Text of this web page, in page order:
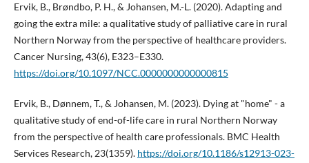
Ervik, B., Brøndbo, P. H., & Johansen, M.-L. (2020). Adapting and
going the extra mile: a qualitative study of palliative care in rural
Northern Norway from the perspective of healthcare providers.
Cancer Nursing, 43(6), E323–E330.
https://doi.org/10.1097/NCC.0000000000000815
Ervik, B., Dønnem, T., & Johansen, M. (2023). Dying at "home" - a
qualitative study of end-of-life care in rural Northern Norway
from the perspective of health care professionals. BMC Health
Services Research, 23(1359). https://doi.org/10.1186/s12913-023-